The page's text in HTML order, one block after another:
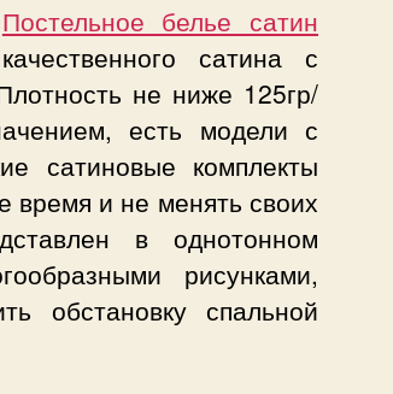
Постельное белье сатин
сатина с
не ниже 125гр/
есть модели с
сатиновые комплекты
время и не менять своих
в однотонном
рисунками,
обстановку спальной